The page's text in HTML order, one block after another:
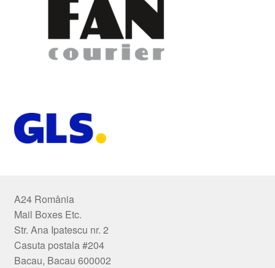
A24 România
Mail Boxes Etc.
Str. Ana Ipatescu nr. 2
Casuta postala #204
Bacau, Bacau 600002